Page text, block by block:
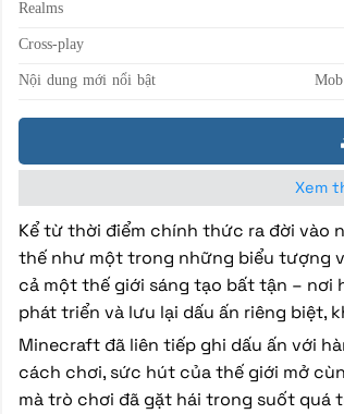
Realms
Cross-play
Nội dung mới nổi bật
Xem
Kể từ thời điểm chính thức ra đời vào
thế như một trong những biểu tượng
cả một thế giới sáng tạo bất tận – nơi
phát triển và lưu lại dấu ấn riêng biệt,
Minecraft đã liên tiếp ghi dấu ấn với
cách chơi, sức hút của thế giới mở
mà trò chơi đã gặt hái trong suốt quá